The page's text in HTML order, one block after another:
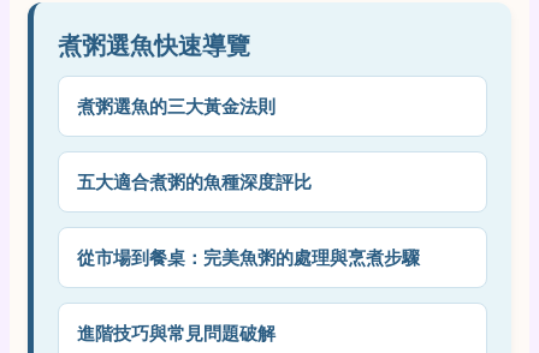
煮粥選魚快速導覽
煮粥選魚的三大黃金法則
五大適合煮粥的魚種深度評比
從市場到餐桌：完美魚粥的處理與烹煮步驟
進階技巧與常見問題破解